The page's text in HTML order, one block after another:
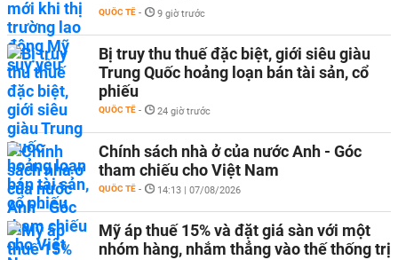
QUỐC TẾ - 9 giờ trước
Bị truy thu thuế đặc biệt, giới siêu giàu
Trung Quốc hoảng loạn bán tài sản, cổ
phiếu
QUỐC TẾ - 24 giờ trước
Chính sách nhà ở của nước Anh - Góc
tham chiếu cho Việt Nam
QUỐC TẾ - 14:13 | 07/08/2026
Mỹ áp thuế 15% và đặt giá sàn với một
nhóm hàng, nhắm thẳng vào thế thống trị